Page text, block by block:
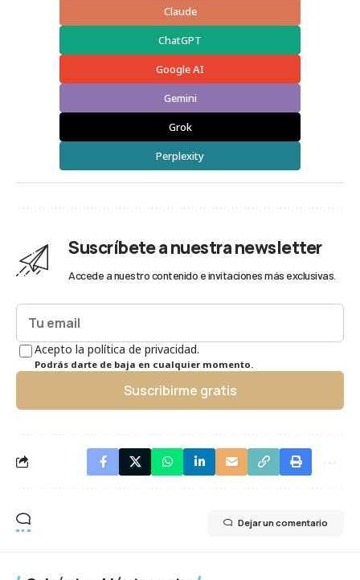
Claude
ChatGPT
Google AI
Gemini
Grok
Perplexity
Suscríbete a nuestra newsletter
Accede a nuestro contenido e invitaciones más exclusivas.
Acepto la política de privacidad.
Podrás darte de baja en cualquier momento.
Suscribirme gratis
Dejar un comentario